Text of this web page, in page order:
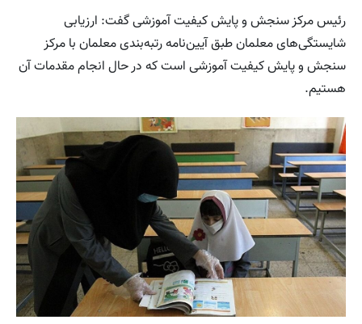
رئیس مرکز سنجش و پایش کیفیت آموزشی گفت: ارزیابی
شایستگی‌های معلمان طبق آیین‌نامه رتبه‌بندی معلمان با مرکز
سنجش و پایش کیفیت آموزشی است که در حال انجام مقدمات آن
هستیم.